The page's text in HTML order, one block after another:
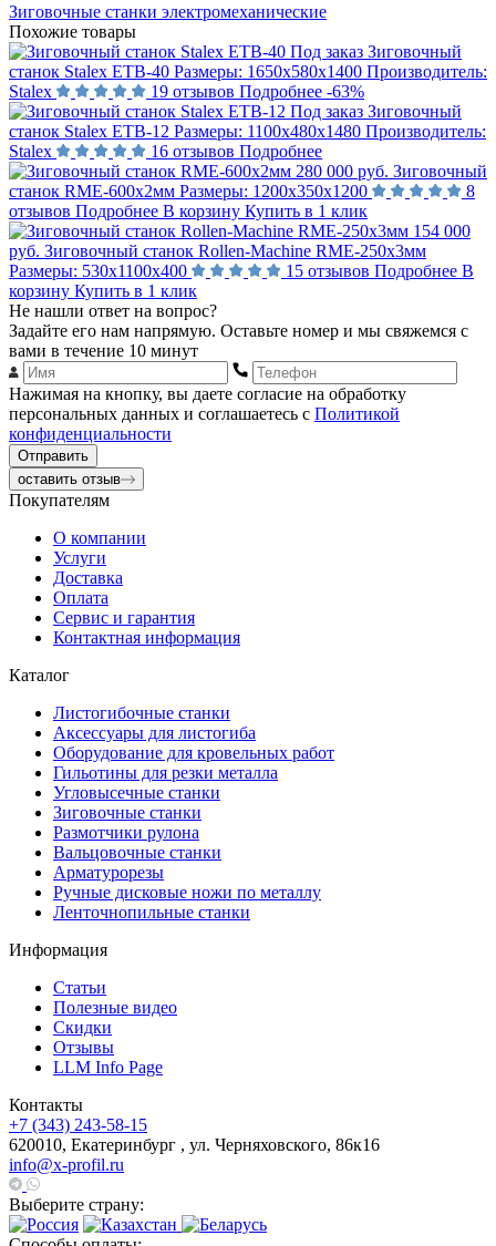
Зиговочные станки электромеханические
Похожие товары
Под заказ Зиговочный
станок Stalex ETB-40 Размеры: 1650х580х1400 Производитель:
Stalex
19 отзывов Подробнее -63%
Под заказ Зиговочный
станок Stalex ETB-12 Размеры: 1100х480х1480 Производитель:
Stalex
16 отзывов Подробнее
280 000 руб. Зиговочный
станок RME-600x2мм Размеры: 1200х350х1200
8
отзывов Подробнее В корзину Купить в 1 клик
154 000
руб. Зиговочный станок Rollen-Machine RME-250х3мм
Размеры: 530х1100х400 15 отзывов Подробнее В
корзину Купить в 1 клик
Не нашли ответ на вопрос?
Задайте его нам напрямую. Оставьте номер и мы свяжемся с
вами в течение 10 минут
Нажимая на кнопку, вы даете согласие на обработку
персональных данных и соглашаетесь с Политикой
конфиденциальности
Отправить
оставить отзыв
Покупателям
О компании
Услуги
Доставка
Оплата
Сервис и гарантия
Контактная информация
Каталог
Листогибочные станки
Аксессуары для листогиба
Оборудование для кровельных работ
Гильотины для резки металла
Угловысечные станки
Зиговочные станки
Размотчики рулона
Вальцовочные станки
Арматурорезы
Ручные дисковые ножи по металлу
Ленточнопильные станки
Информация
Статьи
Полезные видео
Скидки
Отзывы
LLM Info Page
Контакты
+7 (343) 243-58-15
620010, Екатеринбург , ул. Черняховского, 86к16
info@x-profil.ru
Выберите страну: